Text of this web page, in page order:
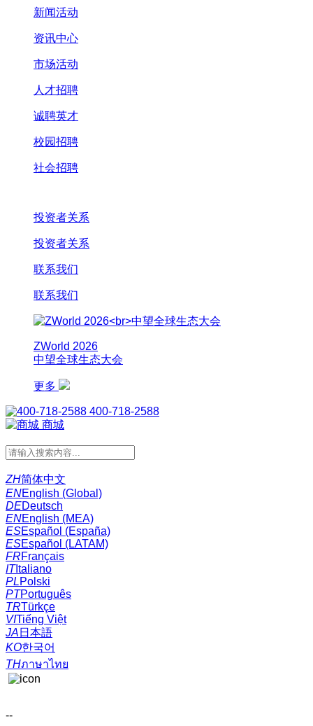
新闻活动
资讯中心
市场活动
人才招聘
诚聘英才
校园招聘
社会招聘
投资者关系
投资者关系
联系我们
联系我们
ZWorld 2026
中望全球生态大会
更多
400-718-2588
商城
ZH简体中文
ENEnglish (Global)
DEDeutsch
ENEnglish (MEA)
ESEspañol (España)
ESEspañol (LATAM)
FRFrançais
ITItaliano
PLPolski
PTPortuguês
TRTürkçe
VITiếng Việt
JA 日本語
KO한국어
THภาษาไทย
--